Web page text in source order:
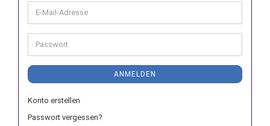
E-
Mail-
Adresse
Passwort
ANMELDEN
Konto erstellen
Passwort vergessen?